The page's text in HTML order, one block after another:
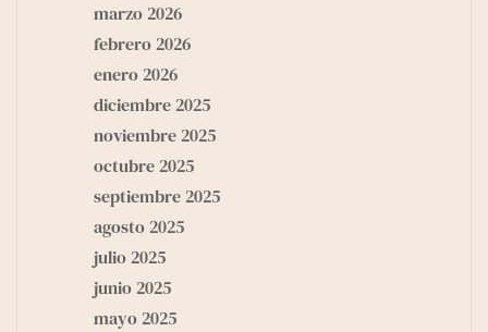
marzo 2026
febrero 2026
enero 2026
diciembre 2025
noviembre 2025
octubre 2025
septiembre 2025
agosto 2025
julio 2025
junio 2025
mayo 2025